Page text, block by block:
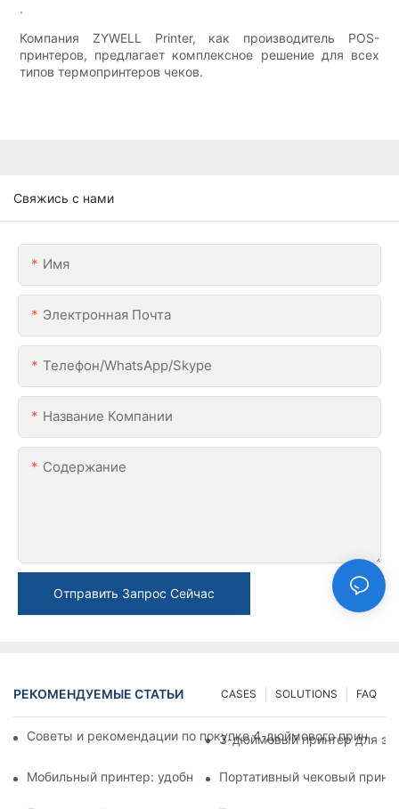
.
Компания ZYWELL Printer, как производитель POS-
принтеров, предлагает комплексное решение для всех
типов термопринтеров чеков.
Свяжись с нами
Имя
Электронная Почта
Телефон/WhatsApp/Skype
Название Компании
Содержание
Отправить Запрос Сейчас
РЕКОМЕНДУЕМЫЕ СТАТЬИ FAQ
SOLUTIONS
CASES
Советы и рекомендации по покупке 4-дюймового
3-дюймовый принтер для
Мобильный принтер: удобный выбор для печати в любое
Портативный чековый